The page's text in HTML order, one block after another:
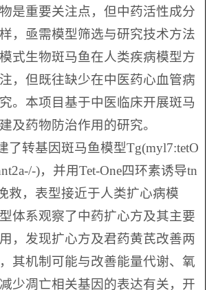
是重要关注点，但中药活性成分
，亟需模型筛选与研究技术方法
式生物斑马鱼在人类疾病模型方
，但既往缺少在中医药心血管病
。本项目基于中医临床开展斑马
及药物防治作用的研究。
了转基因斑马鱼模型Tg(myl7:tetO
)，并用Tet-One四环素诱导tn
救，表型接近于人类扩心病模
体系观察了中药扩心方及其主要
，发现扩心方及君药黄芪改善两
其机制可能与改善能量代谢、氧
少凋亡相关基因的表达有关，开